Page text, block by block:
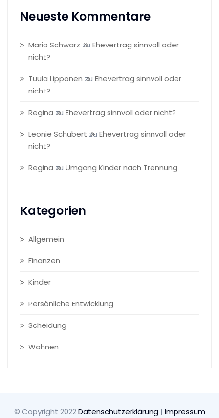
Neueste Kommentare
Mario Schwarz zu Ehevertrag sinnvoll oder
nicht?
Tuula Lipponen zu Ehevertrag sinnvoll oder
nicht?
Regina zu Ehevertrag sinnvoll oder nicht?
Leonie Schubert zu Ehevertrag sinnvoll oder
nicht?
Regina zu Umgang Kinder nach Trennung
Kategorien
Allgemein
Finanzen
Kinder
Persönliche Entwicklung
Scheidung
Wohnen
©️ Copyright 2022Datenschutzerklärung | Impressum